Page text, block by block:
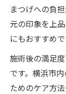
まつげへの負
元の印象を上
にもおすすめで
施術後の満足
です。横浜市
ためのケア方